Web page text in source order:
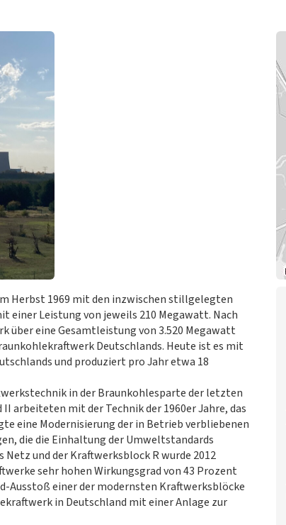
Herbst 1969 mit den inzwischen stillgelegten
einer Leistung von jeweils 210 Megawatt. Nach
über eine Gesamtleistung von 3.520 Megawatt
Deutschlands. Heute ist es mit
und produziert pro Jahr etwa 18
in der Braunkohlesparte der letzten
arbeiteten mit der Technik der 1960er Jahre, das
eine Modernisierung der in Betrieb verbliebenen
die die Einhaltung der Umweltstandards
und der Kraftwerksblock R wurde 2012
sehr hohen Wirkungsgrad von 43 Prozent
Ausstoß einer der modernsten Kraftwerksblöcke
in Deutschland mit einer Anlage zur